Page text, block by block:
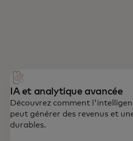
IA et analytique avancée
Découvrez comment
peut générer des revenus et
durables.